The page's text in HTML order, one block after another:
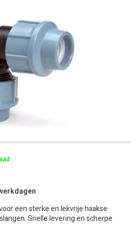
een sterke en lekvrije haakse
Snelle levering en scherpe